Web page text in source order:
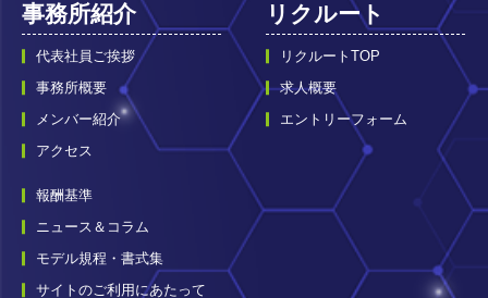
事務所紹介
代表社員ご挨拶
事務所概要
メンバー紹介
アクセス
リクルート
リクルートTOP
求人概要
エントリーフォーム
報酬基準
ニュース＆コラム
モデル規程・書式集
サイトのご利用にあたって